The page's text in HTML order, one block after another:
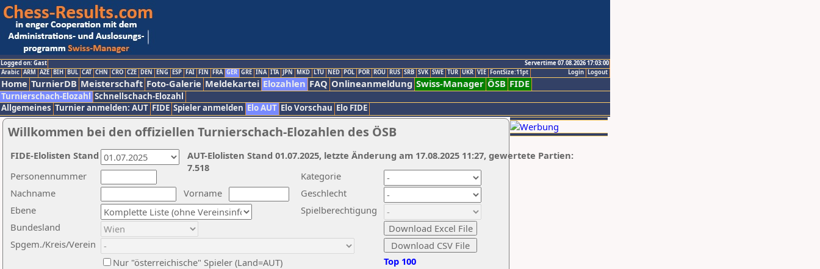
Logged on: Gast
Servertime 07.08.2026 17:03:00
Logout
Login
Arabic ARM AZE BIH BUL CAT CHN CRO CZE DEN ENG ESP FAI FIN FRA GER GRE INA ITA JPN MKD LTU NED POL POR ROU RUS SRB SVK SWE TUR UKR VIE FontSize:11pt
Home TurnierDB Meisterschaft Foto-Galerie Meldekartei Elozahlen FAQ Onlineanmeldung Swiss-Manager ÖSB FIDE
Turnierschach-Elozahl Schnellschach-Elozahl
Allgemeines Turnier anmelden: AUT FIDE Spieler anmelden Elo AUT Elo Vorschau Elo FIDE
Willkommen bei den offiziellen Turnierschach-Elozahlen des ÖSB
Nachname
Vorname
Ebene
Kategorie
Personennummer
Bundesland
Spgem./Kreis/Verein
Geschlecht
Nur "österreichische" Spieler (Land=AUT)
Spielberechtigung
Top 100
AUT-Elolisten Stand 01.07.2025, letzte Änderung am 17.08.2025 11:27, gewertete Partien:
7.518
FIDE-Elolisten Stand